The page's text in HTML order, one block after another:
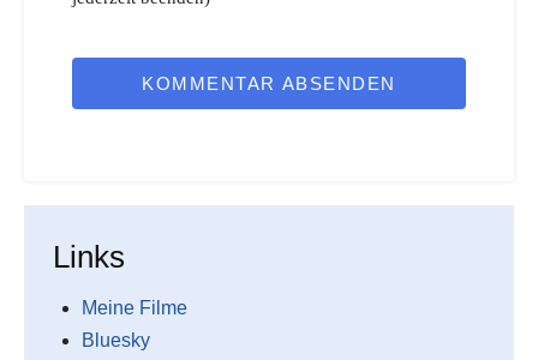
KOMMENTAR ABSENDEN
Links
Meine Filme
Bluesky